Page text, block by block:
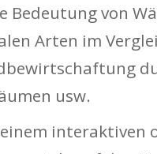
Bedeutung von
Arten im
usw.
interaktiven